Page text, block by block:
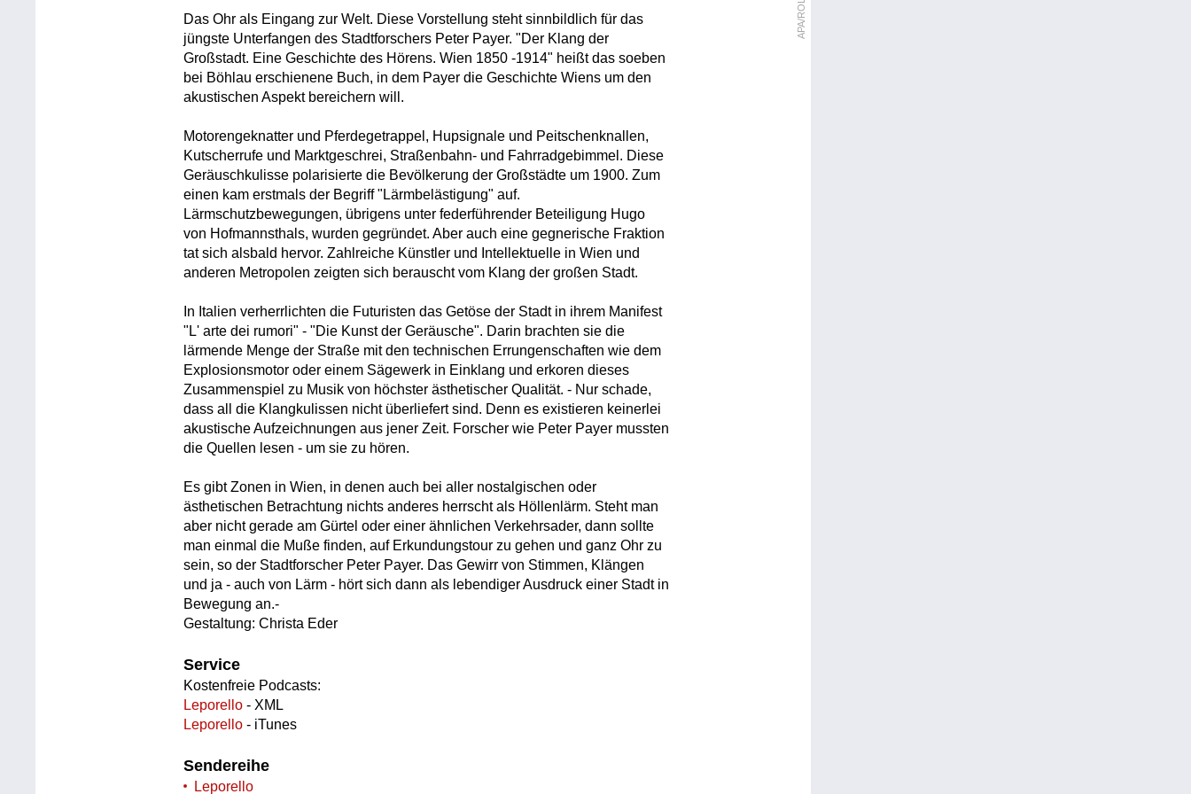
Das Ohr als Eingang zur Welt. Diese Vorstellung steht sinnbildlich für das
jüngste Unterfangen des Stadtforschers Peter Payer. "Der Klang der
Großstadt. Eine Geschichte des Hörens. Wien 1850 -1914" heißt das soeben
bei Böhlau erschienene Buch, in dem Payer die Geschichte Wiens um den
akustischen Aspekt bereichern will.
Motorengeknatter und Pferdegetrappel, Hupsignale und Peitschenknallen,
Kutscherrufe und Marktgeschrei, Straßenbahn- und Fahrradgebimmel. Diese
Geräuschkulisse polarisierte die Bevölkerung der Großstädte um 1900. Zum
einen kam erstmals der Begriff "Lärmbelästigung" auf.
Lärmschutzbewegungen, übrigens unter federführender Beteiligung Hugo
von Hofmannsthals, wurden gegründet. Aber auch eine gegnerische Fraktion
tat sich alsbald hervor. Zahlreiche Künstler und Intellektuelle in Wien und
anderen Metropolen zeigten sich berauscht vom Klang der großen Stadt.
In Italien verherrlichten die Futuristen das Getöse der Stadt in ihrem Manifest
"L' arte dei rumori" - "Die Kunst der Geräusche". Darin brachten sie die
lärmende Menge der Straße mit den technischen Errungenschaften wie dem
Explosionsmotor oder einem Sägewerk in Einklang und erkoren dieses
Zusammenspiel zu Musik von höchster ästhetischer Qualität. - Nur schade,
dass all die Klangkulissen nicht überliefert sind. Denn es existieren keinerlei
akustische Aufzeichnungen aus jener Zeit. Forscher wie Peter Payer mussten
die Quellen lesen - um sie zu hören.
Es gibt Zonen in Wien, in denen auch bei aller nostalgischen oder
ästhetischen Betrachtung nichts anderes herrscht als Höllenlärm. Steht man
aber nicht gerade am Gürtel oder einer ähnlichen Verkehrsader, dann sollte
man einmal die Muße finden, auf Erkundungstour zu gehen und ganz Ohr zu
sein, so der Stadtforscher Peter Payer. Das Gewirr von Stimmen, Klängen
und ja - auch von Lärm - hört sich dann als lebendiger Ausdruck einer Stadt in
Bewegung an.-
Gestaltung: Christa Eder
Service
Kostenfreie Podcasts:
Leporello - XML
Leporello - iTunes
Sendereihe
Leporello